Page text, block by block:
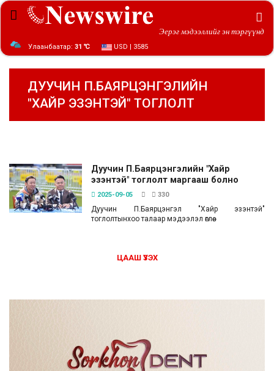
Эерэг мэдээллийг эн тэргүүнд
Улаанбаатар: 31 ℃ USD | 3585
ДУУЧИН П.БАЯРЦЭНГЭЛИЙН
"ХАЙР ЭЗЭНТЭЙ" ТОГЛОЛТ
Дуучин П.Баярцэнгэлийн "Хайр
эзэнтэй" тоглолт маргааш болно
2025-09-05 330
Дуучин П.Баярцэнгэл "Хайр эзэнтэй"
тоглолтынхоо талаар мэдээлэл өглөө.
ЦААШ ҮЗЭХ